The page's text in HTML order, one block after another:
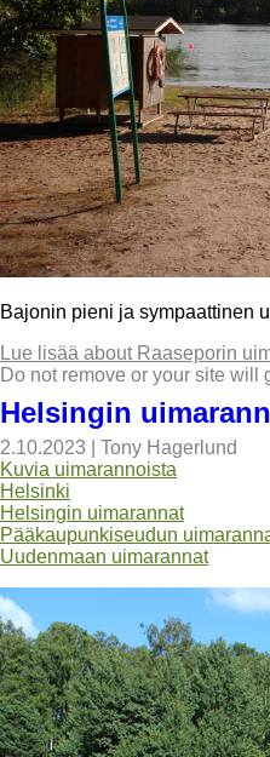
Bajonin pieni ja sympaattinen
Lue lisää about Raaseporin
Do not remove or your site will
Helsingin
2.10.2023
Tony Hagerlund
Kuvia uimarannoista
Helsinki
Helsingin uimarannat
Pääkaupunkiseudun
Uudenmaan uimarannat